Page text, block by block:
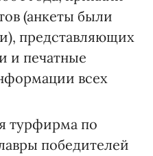
(анкеты были
представляющих
и печатные
всех
турфирма по
победителей